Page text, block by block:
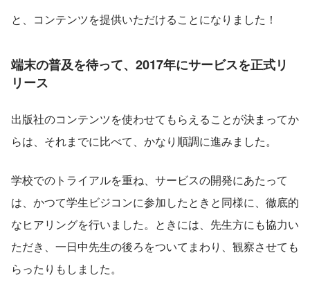
と、コンテンツを提供いただけることになりました！
端末の普及を待って、2017年にサービスを正式リ
リース
出版社のコンテンツを使わせてもらえることが決まってか
らは、それまでに比べて、かなり順調に進みました。
学校でのトライアルを重ね、サービスの開発にあたって
は、かつて学生ビジコンに参加したときと同様に、徹底的
なヒアリングを行いました。ときには、先生方にも協力い
ただき、一日中先生の後ろをついてまわり、観察させても
らったりもしました。